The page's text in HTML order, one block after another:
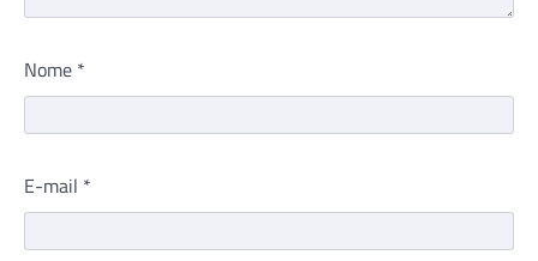
Nome *
E-mail *